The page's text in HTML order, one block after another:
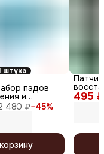
штука
480 ₽−45%
пэдов
и
кожи / 2
80 шт. x 2
495 ₽
Патчи